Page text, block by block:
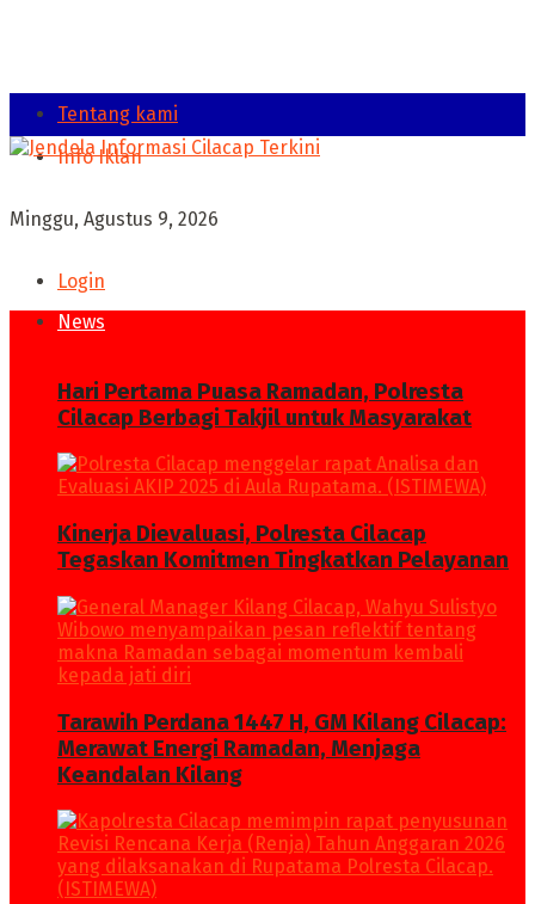
Tentang kami
Info Iklan
Minggu, Agustus 9, 2026
Login
News
Hari Pertama Puasa Ramadan, Polresta
Cilacap Berbagi Takjil untuk Masyarakat
Kinerja Dievaluasi, Polresta Cilacap
Tegaskan Komitmen Tingkatkan Pelayanan
Tarawih Perdana 1447 H, GM Kilang Cilacap:
Merawat Energi Ramadan, Menjaga
Keandalan Kilang